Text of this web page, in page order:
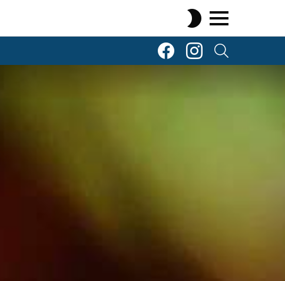
SKIN
TOP KomentyTOP Komenty